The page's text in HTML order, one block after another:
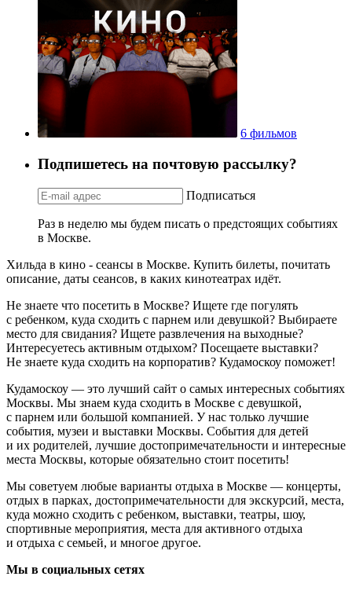
6 фильмов
Подпишетесь на почтовую рассылку?
Подписаться
Раз в неделю мы будем писать о предстоящих событиях
в Москве.
Хильда в кино - сеансы в Москве. Купить билеты, почитать
описание, даты сеансов, в каких кинотеатрах идёт.
Не знаете что посетить в Москве? Ищете где погулять
с ребенком, куда сходить с парнем или девушкой? Выбираете
место для свидания? Ищете развлечения на выходные?
Интересуетесь активным отдыхом? Посещаете выставки?
Не знаете куда сходить на корпоратив? Кудамоскоу поможет!
Кудамоскоу — это лучший сайт о самых интересных событиях
Москвы. Мы знаем куда сходить в Москве с девушкой,
с парнем или большой компанией. У нас только лучшие
события, музеи и выставки Москвы. События для детей
и их родителей, лучшие достопримечательности и интересные
места Москвы, которые обязательно стоит посетить!
Мы советуем любые варианты отдыха в Москве — концерты,
отдых в парках, достопримечательности для экскурсий, места,
куда можно сходить с ребенком, выставки, театры, шоу,
спортивные мероприятия, места для активного отдыха
и отдыха с семьей, и многое другое.
Мы в социальных сетях